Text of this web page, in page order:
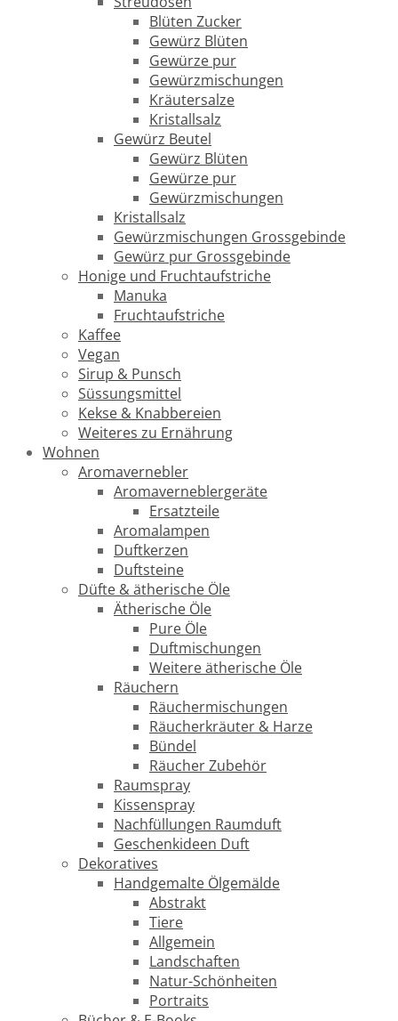
Blüten Zucker
Gewürz Blüten
Gewürze pur
Gewürzmischungen
Kräutersalze
Kristallsalz
Gewürz Beutel
Gewürz Blüten
Gewürze pur
Gewürzmischungen
Kristallsalz
Gewürzmischungen Grossgebinde
Gewürz pur Grossgebinde
Honige und Fruchtaufstriche
Manuka
Fruchtaufstriche
Kaffee
Vegan
Sirup & Punsch
Süssungsmittel
Kekse & Knabbereien
Weiteres zu Ernährung
Wohnen
Aromavernebler
Aromaverneblergeräte
Ersatzteile
Aromalampen
Duftkerzen
Duftsteine
Düfte & ätherische Öle
Ätherische Öle
Pure Öle
Duftmischungen
Weitere ätherische Öle
Räuchern
Räuchermischungen
Räucherkräuter & Harze
Bündel
Räucher Zubehör
Raumspray
Kissenspray
Nachfüllungen Raumduft
Geschenkideen Duft
Dekoratives
Handgemalte Ölgemälde
Abstrakt
Tiere
Allgemein
Landschaften
Natur-Schönheiten
Portraits